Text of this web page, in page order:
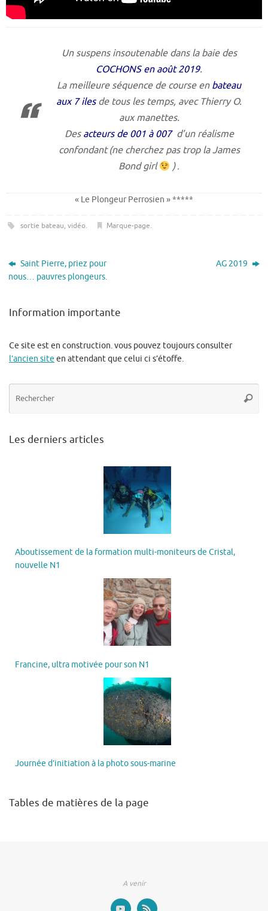
Un suspens insoutenable dans la baie des
COCHONS en août 2019.
La meilleure séquence de course en bateau
aux 7 ilesde tous les temps, avec Thierry O.
aux manettes.
Des acteurs de 001 à 007d’un réalisme
confondant (ne cherchez pas trop la James
Bond girl
).
« Le Plongeur Perrosien » *****
sortie bateau, vidéo. Marque-page.
Saint Pierre, priez pour
nous… pauvres plongeurs.
AG 2019
Information importante
Ce site est en construction. vous pouvez toujours consulter
l’ancien site en attendant que celui ci s’étoffe.
Les derniers articles
Aboutissement de la formation multi-moniteurs de Cristal,
nouvelle N1
Francine, ultra motivée pour son N1
Journée d’initiation à la photo sous-marine
Tables de matières de la page
A venir